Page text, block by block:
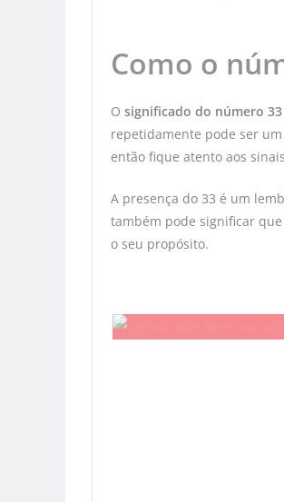
Como o
O significado do número 33
repetidamente pode ser
então fique atento aos
A presença do 33 é um
também pode significar
o seu propósito.